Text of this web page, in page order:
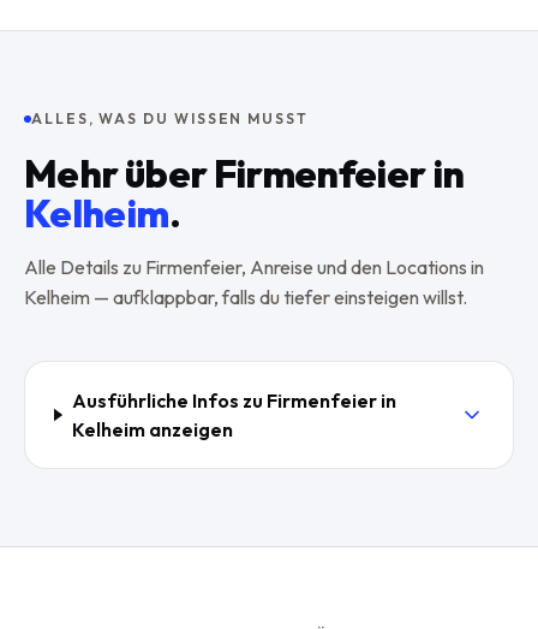
ALLES, WAS DU WISSEN MUSST
Mehr überFirmenfeierin
Kelheim.
Alle Details zu Firmenfeier, Anreise und den Locations in
Kelheim — aufklappbar, falls du tiefer einsteigen willst.
Ausführliche Infos zu Firmenfeierin
Kelheimanzeigen